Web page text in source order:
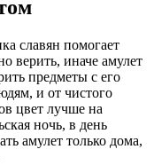
славян помогает
верить, иначе амулет
предметы с его
и от чистого
цвет лучше на
ночь, в день
амулет только дома,